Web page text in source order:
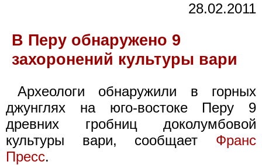
28.02.2011
В Перу обнаружено 9
захоронений культуры вари
Археологи обнаружили в горных
джунглях на юго-востоке Перу 9
древних гробниц доколумбовой
культуры вари, сообщает Франс
Пресс.